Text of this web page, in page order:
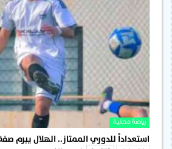
رياضة محلية
استعداداً للدوري الممتاز.. الهلال يبرم